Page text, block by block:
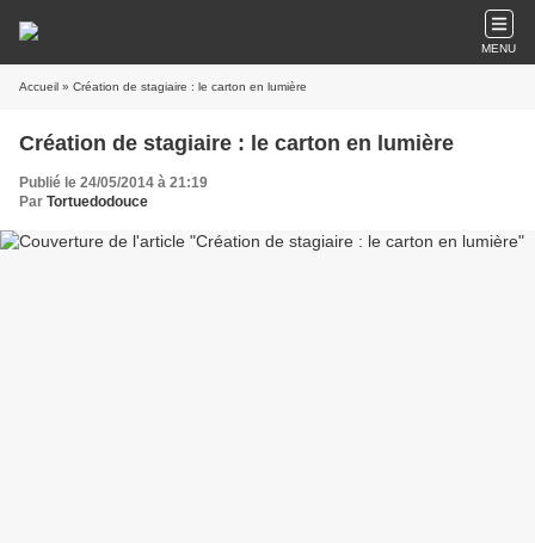
MENU
Accueil » Création de stagiaire : le carton en lumière
Création de stagiaire : le carton en lumière
Publié le 24/05/2014 à 21:19
Par Tortuedodouce